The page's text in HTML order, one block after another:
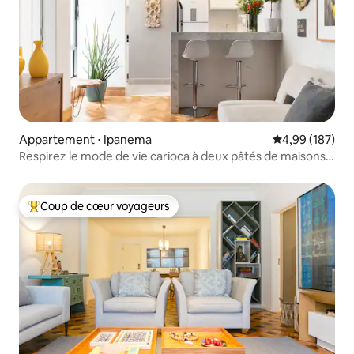
Appartement ⋅ Ipanema Évaluation
4,99 (187)
Respirez le mode de vie carioca à deux pâtés de maisons
Coups de cœur voyageurs les plus appréciés
Coup de cœur voyageurs